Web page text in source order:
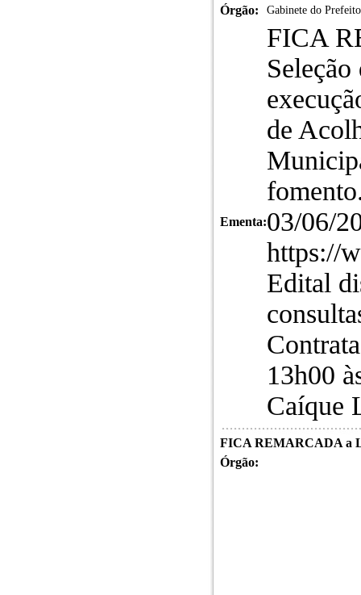
Órgão:
Gabinete do Prefeito
Ementa:
FICA
de
03/06/
https://
Edital
13h00
Caíque
FICA REMARCADA a
Órgão: